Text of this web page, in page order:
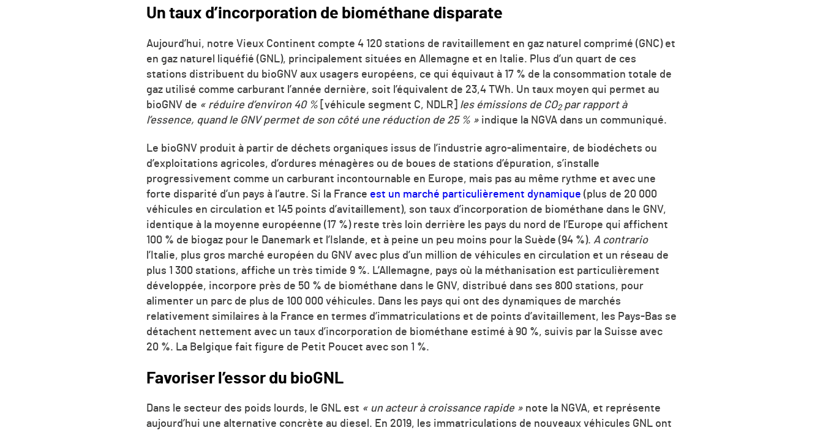
Un taux d’incorporation de biométhane disparate
Aujourd’hui, notre Vieux Continent compte 4 120 stations de ravitaillement en gaz naturel comprimé (GNC) et
en gaz naturel liquéfié (GNL), principalement situées en Allemagne et en Italie. Plus d’un quart de ces
stations distribuent du bioGNV aux usagers européens, ce qui équivaut à 17 % de la consommation totale de
gaz utilisé comme carburant l’année dernière, soit l’équivalent de 23,4 TWh. Un taux moyen qui permet au
bioGNV de « réduire d’environ 40 % [véhicule segment C, NDLR] les émissions de CO2par rapport à
l’essence, quand le GNV permet de son côté une réduction de 25 % » indique la NGVA dans un communiqué.
Le bioGNV produit à partir de déchets organiques issus de l’industrie agro-alimentaire, de biodéchets ou
d’exploitations agricoles, d’ordures ménagères ou de boues de stations d’épuration, s’installe
progressivement comme un carburant incontournable en Europe, mais pas au même rythme et avec une
forte disparité d’un pays à l’autre. Si la France est un marché particulièrement dynamique (plus de 20 000
véhicules en circulation et 145 points d’avitaillement), son taux d’incorporation de biométhane dans le GNV,
identique à la moyenne européenne (17 %) reste très loin derrière les pays du nord de l’Europe qui affichent
100 % de biogaz pour le Danemark et l’Islande, et à peine un peu moins pour la Suède (94 %). A contrario
l’Italie, plus gros marché européen du GNV avec plus d’un million de véhicules en circulation et un réseau de
plus 1 300 stations, affiche un très timide 9 %. L’Allemagne, pays où la méthanisation est particulièrement
développée, incorpore près de 50 % de biométhane dans le GNV, distribué dans ses 800 stations, pour
alimenter un parc de plus de 100 000 véhicules. Dans les pays qui ont des dynamiques de marchés
relativement similaires à la France en termes d’immatriculations et de points d’avitaillement, les Pays-Bas se
détachent nettement avec un taux d’incorporation de biométhane estimé à 90 %, suivis par la Suisse avec
20 %. La Belgique fait figure de Petit Poucet avec son 1 %.
Favoriser l’essor du bioGNL
Dans le secteur des poids lourds, le GNL est « un acteur à croissance rapide » note la NGVA, et représente
aujourd’hui une alternative concrète au diesel. En 2019, les immatriculations de nouveaux véhicules GNL ont